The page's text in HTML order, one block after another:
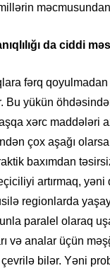
məcmusundan
da ciddi
fərq
Bu yükün
xərc maddələri
çox aşağı
baxımdan
artırmaq, yəni
regionlarda
paralel olaraq
və analar üçün
bilər. Yəni